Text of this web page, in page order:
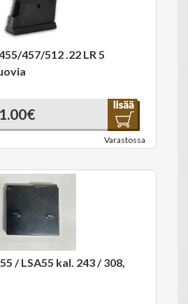
457/512 .22 LR 5
Varastossa
/ LSA55 kal. 243 / 308,